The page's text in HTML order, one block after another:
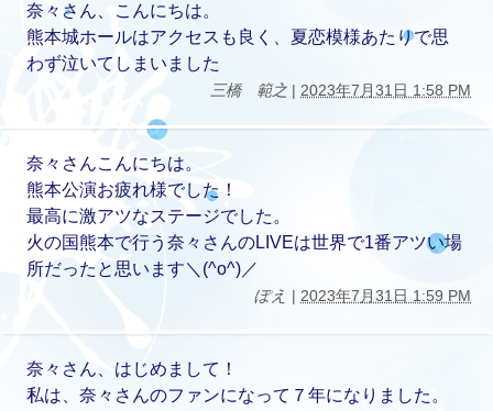
奈々さん、こんにちは。
熊本城ホールはアクセスも良く、夏恋模様あたりで思
わず泣いてしまいました
三橋 範之 | 2023年7月31日 1:58 PM
奈々さんこんにちは。
熊本公演お疲れ様でした！
最高に激アツなステージでした。
火の国熊本で行う奈々さんのLIVEは世界で1番アツい場
所だったと思います＼(^o^)／
ぽえ | 2023年7月31日 1:59 PM
奈々さん、はじめまして！
私は、奈々さんのファンになって７年になりました。